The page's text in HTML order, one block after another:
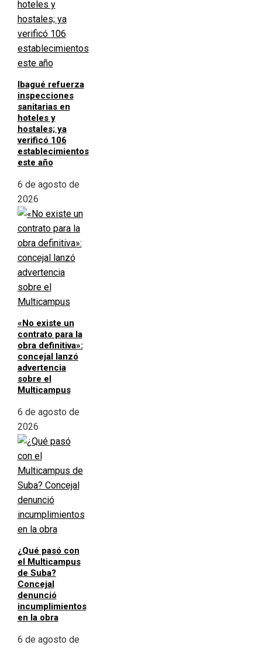
Ibagué refuerza
inspecciones
sanitarias en
hoteles y
hostales; ya
verificó 106
establecimientos
este año
6 de agosto de
2026
«No existe un
contrato para la
obra definitiva»:
concejal lanzó
advertencia
sobre el
Multicampus
6 de agosto de
2026
¿Qué pasó con
el Multicampus
de Suba?
Concejal
denunció
incumplimientos
en la obra
6 de agosto de